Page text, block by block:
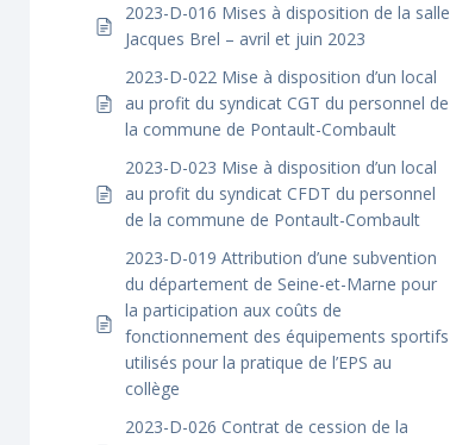
2023-D-016 Mises à disposition de la salle
Jacques Brel – avril et juin 2023
2023-D-022 Mise à disposition d’un local
au profit du syndicat CGT du personnel de
la commune de Pontault-Combault
2023-D-023 Mise à disposition d’un local
au profit du syndicat CFDT du personnel
de la commune de Pontault-Combault
2023-D-019 Attribution d’une subvention
du département de Seine-et-Marne pour
la participation aux coûts de
fonctionnement des équipements sportifs
utilisés pour la pratique de l’EPS au
collège
2023-D-026 Contrat de cession de la